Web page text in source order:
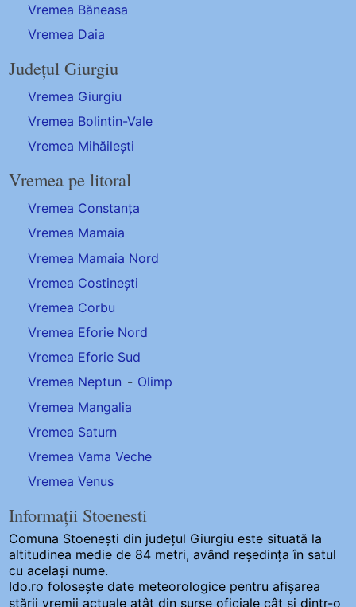
Vremea Băneasa
Vremea Daia
Județul Giurgiu
Vremea Giurgiu
Vremea Bolintin-Vale
Vremea Mihăilești
Vremea pe litoral
Vremea Constanța
Vremea Mamaia
Vremea Mamaia Nord
Vremea Costinești
Vremea Corbu
Vremea Eforie Nord
Vremea Eforie Sud
Vremea Neptun - Olimp
Vremea Mangalia
Vremea Saturn
Vremea Vama Veche
Vremea Venus
Informații Stoenesti
Comuna Stoenești din județul Giurgiu este situată la
altitudinea medie de 84 metri, având reședința în satul
cu același nume.
Ido.ro folosește date meteorologice pentru afișarea
stării vremii actuale atât din surse oficiale cât și dintr-o